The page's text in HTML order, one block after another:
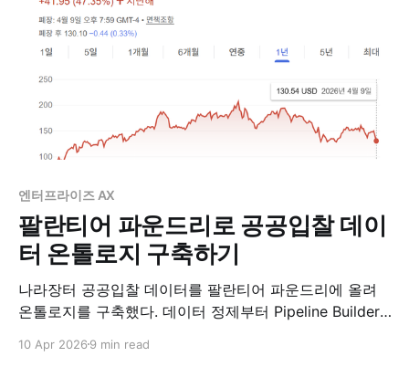
엔터프라이즈 AX
팔란티어 파운드리로 공공입찰 데이
터 온톨로지 구축하기
나라장터 공공입찰 데이터를 팔란티어 파운드리에 올려
온톨로지를 구축했다. 데이터 정제부터 Pipeline Builder,
대시보드까지 실제 작업 과정을 순서대로 정리한다.
10 Apr 2026 9 min read